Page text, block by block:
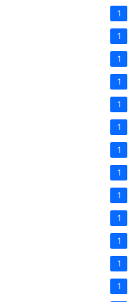
1
1
1
1
1
1
1
1
1
1
1
1
1